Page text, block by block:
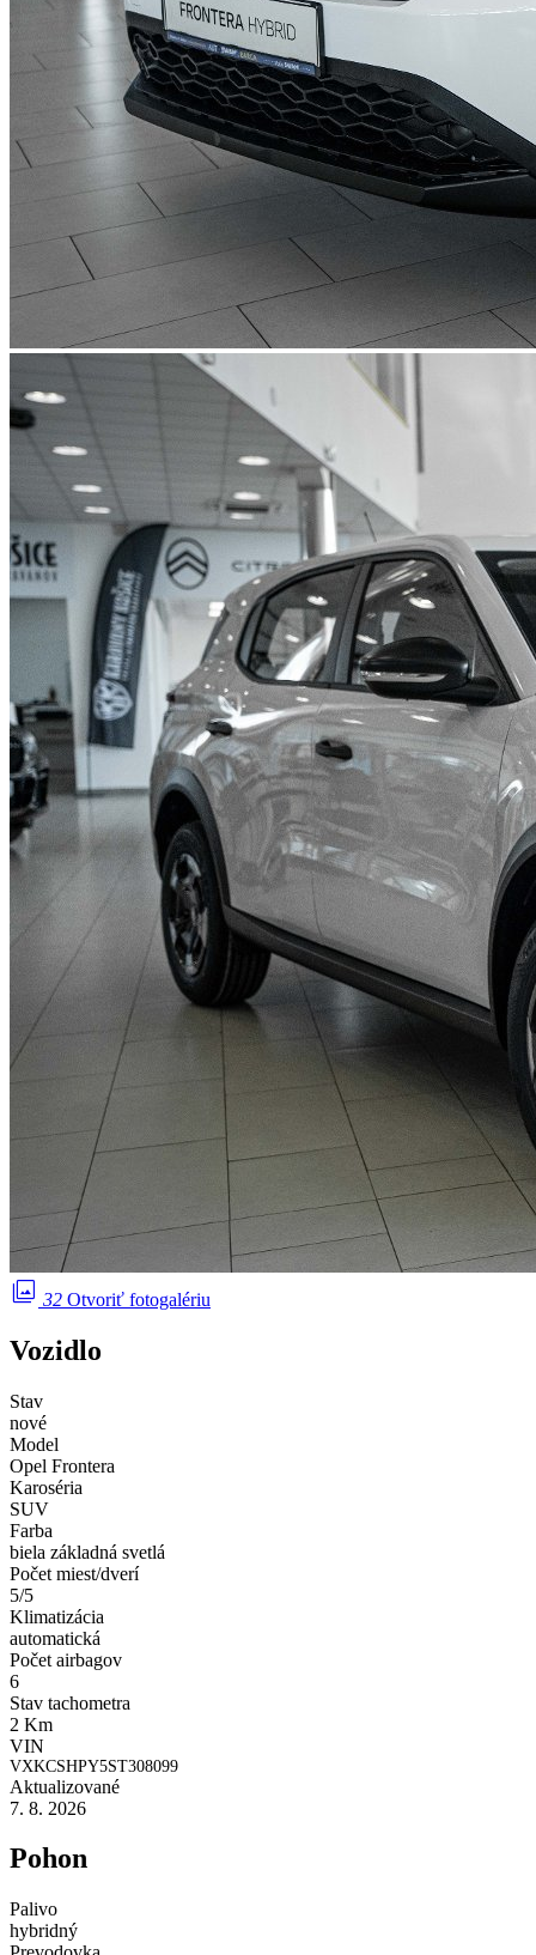
photo_library 32 Otvoriť fotogalériu
Vozidlo
Stav
nové
Model
Opel Frontera
Karoséria
SUV
Farba
biela základná svetlá
Počet miest/dverí
5/5
Klimatizácia
automatická
Počet airbagov
6
Stav tachometra
2 Km
VIN
VXKCSHPY5ST308099
Aktualizované
7. 8. 2026
Pohon
Palivo
hybridný